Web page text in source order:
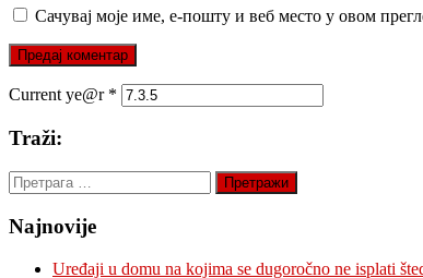
Сачувај моје име, е-пошту и веб место у овом
Current ye@r *
Traži:
Претрага
за:
Najnovije
Uređaji u domu na kojima se dugoročno ne isplati